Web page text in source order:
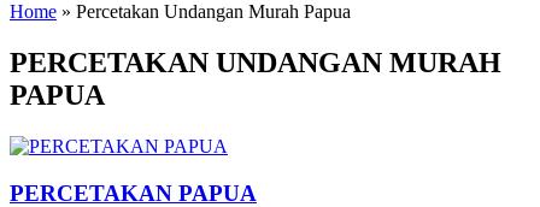
Home » Percetakan Undangan Murah Papua
PERCETAKAN UNDANGAN MURAH
PAPUA
PERCETAKAN PAPUA